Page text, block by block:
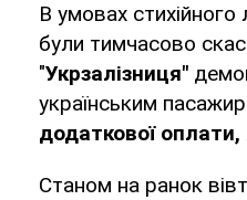
В умовах
були тимчасово
"Укрзалізниця"
українським
додаткової оплати,
Станом на ранок